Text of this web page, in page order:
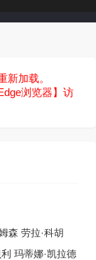
加载。
浏览器】访
森 劳拉·科胡
玛蒂娜·凯拉德